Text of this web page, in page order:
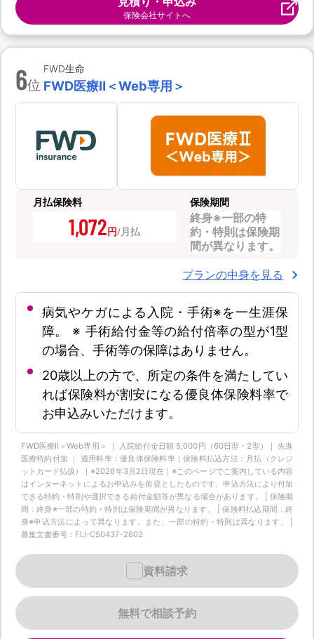
保険会社サイトへ
6位
FWD生命
FWD医療Ⅱ＜Web専用＞
月払保険料
1,072 円
保険期間
終身※一部の特
約・特則は保険期
間が異なります。
プランの中身を見る
病気やケガによる入院・手術※を一生涯保
障。 ※ 手術給付金等の給付倍率の型が1型
の場合、手術等の保障はありません。
20歳以上の方で、所定の条件を満たしてい
れば保険料が割安になる優良体保険料率で
お申込みいただけます。
FWD医療Ⅱ＜Web専用＞ ｜ 入院給付金日額 5,000円（60日型・2型）｜ 先進
医療特約付加 ｜ 適用料率：優良体保険料率｜保険料払込方法：月払（クレジ
ットカード払扱）｜※2026年3月2日現在｜※このページでご案内している内容
はインターネットによるお申込みを前提としたものです。申込方法により付加
できる特約・特則や選択できる給付金額等が異なる場合があります。 | 保険期
間：終身※一部の特約・特則は保険期間が異なります。 | 保険料払込期間：終
身※申込方法によって異なります。また、一部の特約・特則は異なります。 |
募集文書番号：FLI-C50437-2602
無料で相談予約
資料請求